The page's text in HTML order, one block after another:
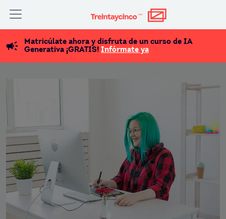
Matricúlate ahora y disfruta de un curso de IA
Generativa ¡GRATIS! Infórmate ya